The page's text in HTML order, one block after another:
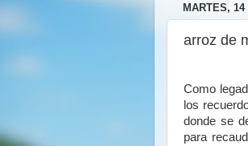
MARTES,
arroz de
Como
los
donde se
para